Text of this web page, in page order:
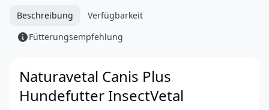
Beschreibung
Verfügbarkeit
Fütterungsempfehlung
Naturavetal Canis Plus
Hundefutter InsectVetal